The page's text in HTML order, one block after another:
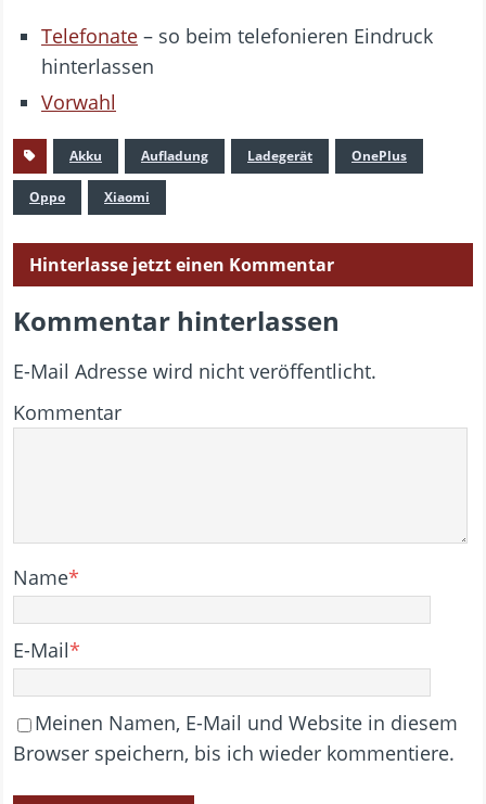
Telefonate – so beim telefonieren Eindruck
hinterlassen
Vorwahl
Akku Aufladung Ladegerät OnePlus
Oppo Xiaomi
Hinterlasse jetzt einen Kommentar
Kommentar hinterlassen
E-Mail Adresse wird nicht veröffentlicht.
Kommentar
Name*
E-Mail*
Meinen Namen, E-Mail und Website in diesem
Browser speichern, bis ich wieder kommentiere.